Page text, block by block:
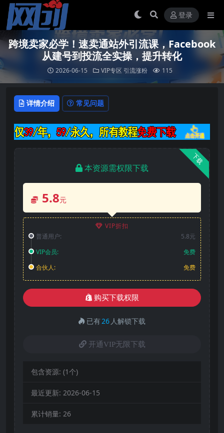
登录
跨境卖家必学！速卖通站外引流课，Facebook
从建号到投流全实操，提升转化
2026-06-15 VIP专区 引流涨粉 115
详情介绍 常见问题
下载
本资源需权限下载
5.8元
VIP折扣
普通用户:
5.8元
VIP会员:
免费
合伙人:
免费
购买下载权限
已有26 人解锁下载
开通VIP无限下载
包含资源: (1个)
最近更新: 2026-06-15
累计销量: 26